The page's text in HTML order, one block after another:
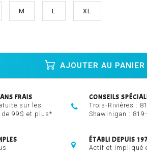
M L XL
AJOUTER AU PANIER
FRAIS
sur les
de 99$ et plus*
CONSEILS
Trois-Rivières :
Shawinigan :
ÉTABLI DEPUIS
Actif et impliqué